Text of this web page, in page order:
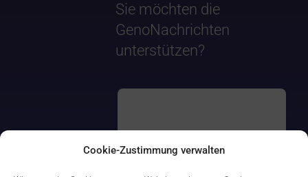
Cookie-Zustimmung verwalten
Sie möchten die
GenoNachrichten
unterstützen?